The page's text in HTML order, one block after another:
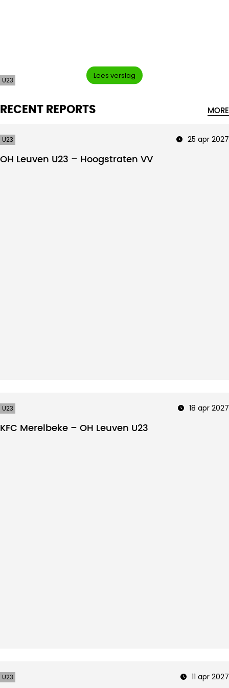
U23
Lees verslag
RECENT REPORTS MORE
U23 25 apr 2027
OH Leuven U23 – Hoogstraten VV
U23 18 apr 2027
KFC Merelbeke – OH Leuven U23
U23 11 apr 2027